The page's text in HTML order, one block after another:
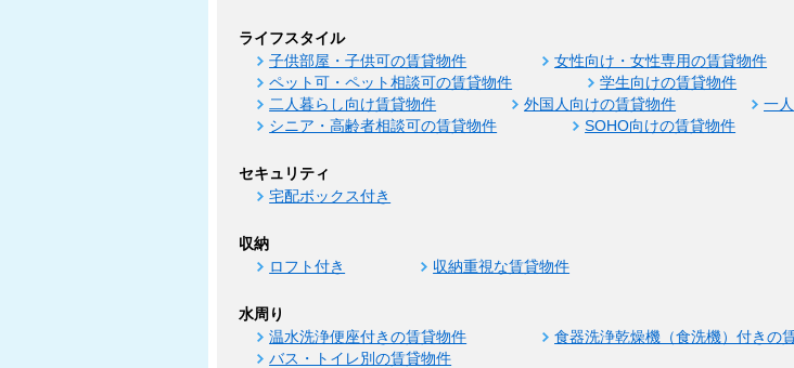
ライフスタイル
子供部屋・子供可の賃貸物件 女性向け・女性専用の賃貸物件
ペット可・ペット相談可の賃貸物件
学生向けの賃貸物件
二人暮らし向け賃貸物件
外国人向けの賃貸物件
一
シニア・高齢者相談可の賃貸物件
SOHO向けの賃貸物件
セキュリティ
宅配ボックス付き
収納
ロフト付き 収納重視な賃貸物件
水周り
温水洗浄便座付きの賃貸物件 食器洗浄乾燥機（食洗機）付きの
バス・トイレ別の賃貸物件